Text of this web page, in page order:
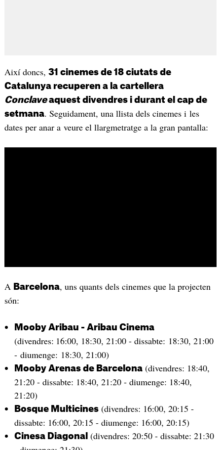
Així doncs, 31 cinemes de 18 ciutats de
Catalunya recuperen a la cartellera
Conclaveaquest divendres i durant el cap de
setmana. Seguidament, una llista dels cinemes i les
dates per anar a veure el llargmetratge a la gran pantalla:
A Barcelona, uns quants dels cinemes que la projecten
són:
Mooby Aribau - Aribau Cinema
(divendres: 16:00, 18:30, 21:00 - dissabte: 18:30, 21:00
- diumenge: 18:30, 21:00)
Mooby Arenas de Barcelona(divendres: 18:40,
21:20 - dissabte: 18:40, 21:20 - diumenge: 18:40,
21:20)
Bosque Multicines(divendres: 16:00, 20:15 -
dissabte: 16:00, 20:15 - diumenge: 16:00, 20:15)
Cinesa Diagonal (divendres: 20:50 - dissabte: 21:30